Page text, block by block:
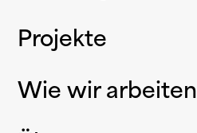
Projekte
Wie wir arbeiten